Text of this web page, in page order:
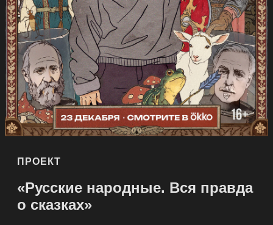
ПРОЕКТ
«Русские народные. Вся правда
о сказках»